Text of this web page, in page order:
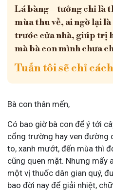
Lá bàng – tưởng chỉ là
mùa thu về, ai ngờ lại
trước cửa nhà, giúp trị
mà bà con mình chưa
Tuấn tôi sẽ chỉ
Bà con thân mến,
Có bao giờ bà con để ý tới
cổng trường hay ven đường
to, xanh mướt, đến mùa thì
cũng quen mặt. Nhưng mấy
một vị thuốc dân gian quý,
bao đời nay để giải nhiệt,